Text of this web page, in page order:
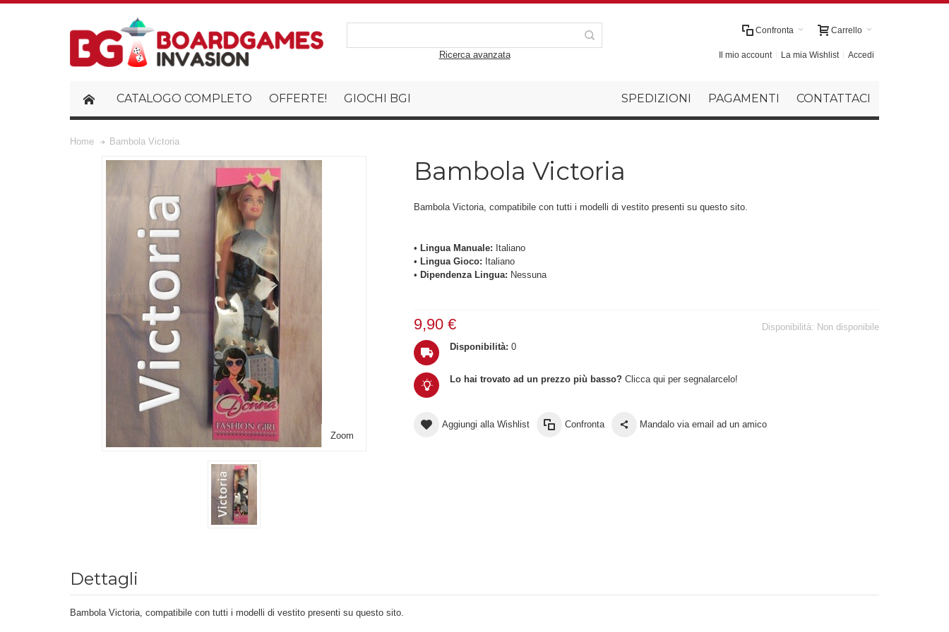
Ricerca avanzata
Carrello
Confronta
Il mio account La mia Wishlist Accedi
CATALOGO COMPLETO OFFERTE! GIOCHI BGI CONTATTACI
PAGAMENTI
SPEDIZIONI
Home Bambola Victoria
Zoom
Bambola Victoria
Bambola Victoria, compatibile con tutti i modelli di vestito presenti su questo sito.
•Lingua Manuale: Italiano
•Lingua Gioco: Italiano
•Dipendenza Lingua: Nessuna
Disponibilità: Non disponibile
9,90 €
Disponibilità: 0
Lo hai trovato ad un prezzo più basso? Clicca qui per segnalarcelo!
Aggiungi alla Wishlist Confronta Mandalo via email ad un amico
Dettagli
Bambola Victoria, compatibile con tutti i modelli di vestito presenti su questo sito.